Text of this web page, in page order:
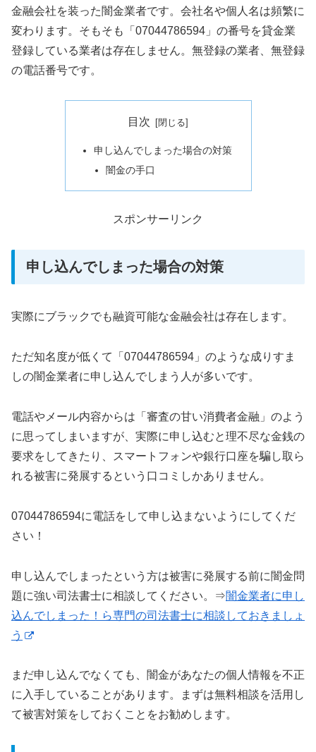
金融会社を装った闇金業者です。会社名や個人名は頻繁に
変わります。そもそも「07044786594」の番号を貸金業
登録している業者は存在しません。無登録の業者、無登録
の電話番号です。
目次
申し込んでしまった場合の対策
闇金の手口
スポンサーリンク
申し込んでしまった場合の対策
実際にブラックでも融資可能な金融会社は存在します。
ただ知名度が低くて「07044786594」のような成りすま
しの闇金業者に申し込んでしまう人が多いです。
電話やメール内容からは「審査の甘い消費者金融」のよう
に思ってしまいますが、実際に申し込むと理不尽な金銭の
要求をしてきたり、スマートフォンや銀行口座を騙し取ら
れる被害に発展するという口コミしかありません。
07044786594に電話をして申し込まないようにしてくだ
さい！
申し込んでしまったという方は被害に発展する前に闇金問
題に強い司法書士に相談してください。⇒闇金業者に申し
込んでしまった！ら専門の司法書士に相談しておきましょ
う
まだ申し込んでなくても、闇金があなたの個人情報を不正
に入手していることがあります。まずは無料相談を活用し
て被害対策をしておくことをお勧めします。